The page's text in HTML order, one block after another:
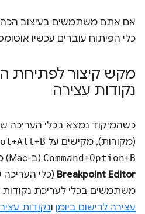
אם אתם משתמשים בעיצוב
כלי הפיתוח עוברים עכשיו
מקש קיצור לפתיחת
נקודות עצירה
(מקורות), מקישים על
+Alt+B
Command+Option+B
(ב-Mac) כדי לפתוח את
Breakpoint Editor (כלי
משתמשים בכלי לעריכת נקודות
עצירה לרישום ביומן ונקודות